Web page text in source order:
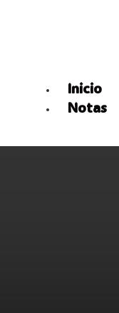
Inicio
Notas